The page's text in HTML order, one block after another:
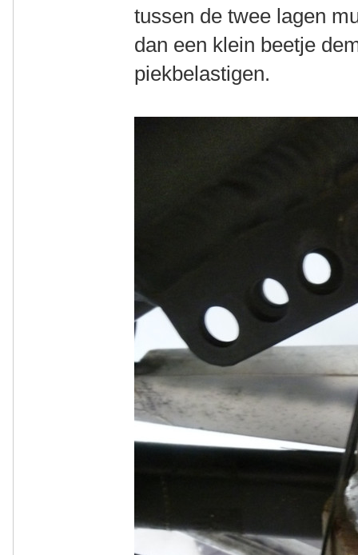
tussen de twee lagen
dan een klein beetje
piekbelastigen.